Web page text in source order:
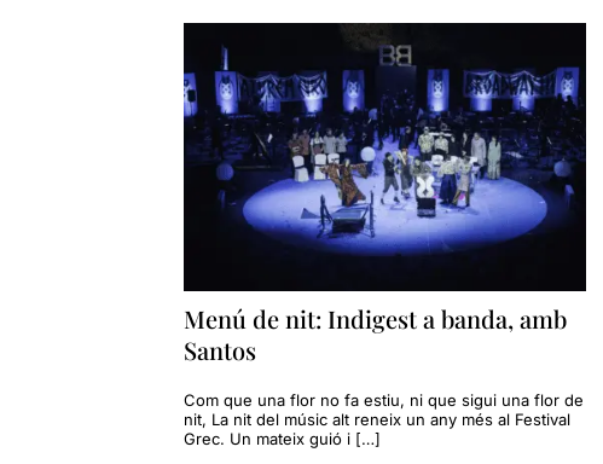
Menú de nit: Indigest a banda, amb
Santos
Com que una flor no fa estiu, ni que sigui una flor de
nit, La nit del músic alt reneix un any més al Festival
Grec. Un mateix guió i […]